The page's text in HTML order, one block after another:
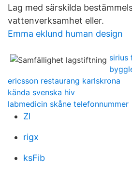
Lag med särskilda
vattenverksamhet eller.
Emma eklund human design
sirius
ericsson restaurang karlskrona
kända svenska hiv
labmedicin skåne telefonnummer
Zl
rigx
ksFib